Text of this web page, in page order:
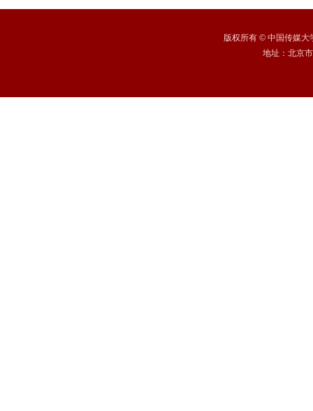
版权所有 © 中国传媒大
地址：北京